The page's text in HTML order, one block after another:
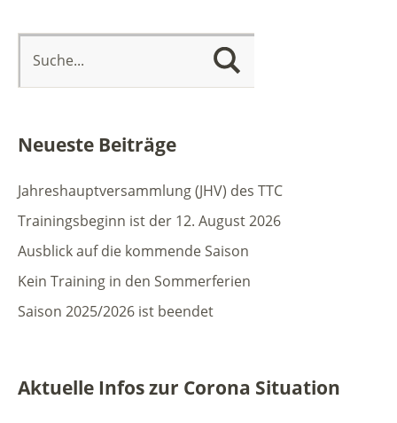
Neueste Beiträge
Jahreshauptversammlung (JHV) des TTC
Trainingsbeginn ist der 12. August 2026
Ausblick auf die kommende Saison
Kein Training in den Sommerferien
Saison 2025/2026 ist beendet
Aktuelle Infos zur Corona Situation